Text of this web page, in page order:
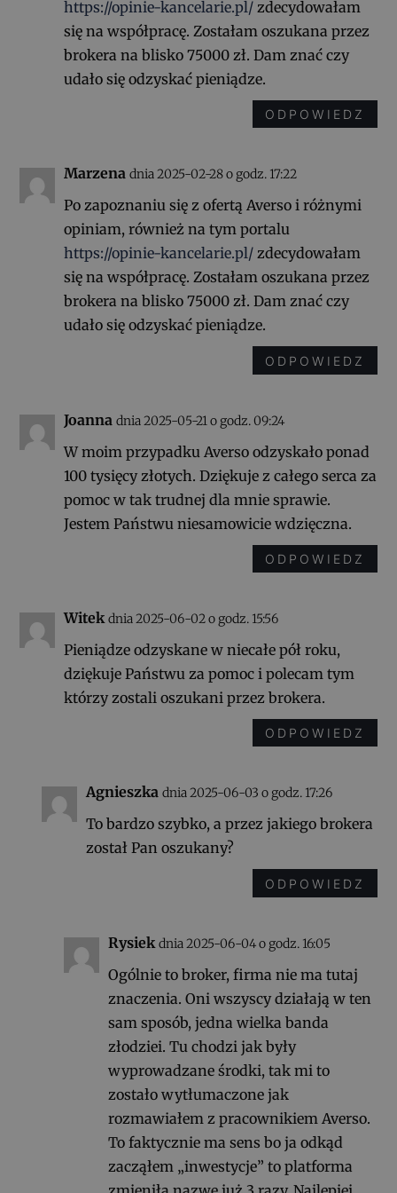
https://opinie-kancelarie.pl/ zdecydowałam
się na współpracę. Zostałam oszukana przez
brokera na blisko 75000 zł. Dam znać czy
udało się odzyskać pieniądze.
ODPOWIEDZ
Marzena dnia 2025-02-28 o godz. 17:22
Po zapoznaniu się z ofertą Averso i różnymi
opiniam, również na tym portalu
https://opinie-kancelarie.pl/ zdecydowałam
się na współpracę. Zostałam oszukana przez
brokera na blisko 75000 zł. Dam znać czy
udało się odzyskać pieniądze.
ODPOWIEDZ
Joanna dnia 2025-05-21 o godz. 09:24
W moim przypadku Averso odzyskało ponad
100 tysięcy złotych. Dziękuje z całego serca za
pomoc w tak trudnej dla mnie sprawie.
Jestem Państwu niesamowicie wdzięczna.
ODPOWIEDZ
Witek dnia 2025-06-02 o godz. 15:56
Pieniądze odzyskane w niecałe pół roku,
dziękuje Państwu za pomoc i polecam tym
którzy zostali oszukani przez brokera.
ODPOWIEDZ
Agnieszka dnia 2025-06-03 o godz. 17:26
To bardzo szybko, a przez jakiego brokera
został Pan oszukany?
ODPOWIEDZ
Rysiek dnia 2025-06-04 o godz. 16:05
Ogólnie to broker, firma nie ma tutaj
znaczenia. Oni wszyscy działają w ten
sam sposób, jedna wielka banda
złodziei. Tu chodzi jak były
wyprowadzane środki, tak mi to
zostało wytłumaczone jak
rozmawiałem z pracownikiem Averso.
To faktycznie ma sens bo ja odkąd
zacząłem „inwestycje” to platforma